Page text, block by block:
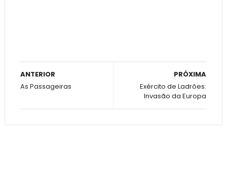
PRÓXIMA
Exército de Ladrões:
Invasão da Europa
ANTERIOR
As Passageiras